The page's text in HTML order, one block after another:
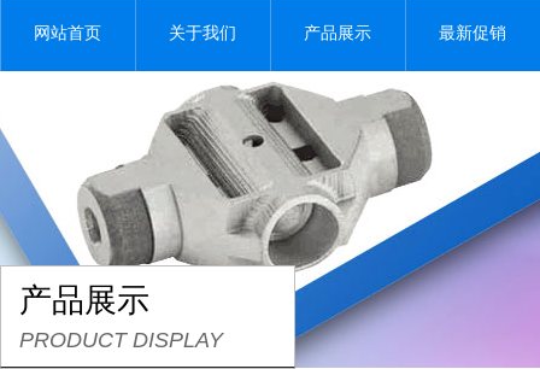
网站首页 关于我们 产品展示 最新促销
产品展示
PRODUCT DISPLAY